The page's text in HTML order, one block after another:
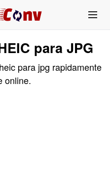
para JPG
para jpg rapidamente
online.